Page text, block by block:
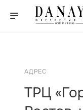
АДРЕС
ТРЦ